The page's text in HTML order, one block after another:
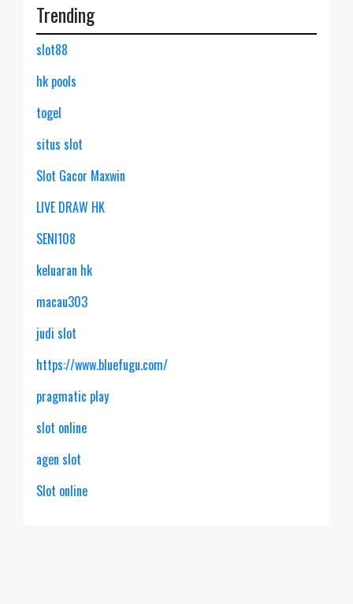
Trending
slot88
hk pools
togel
situs slot
Slot Gacor Maxwin
LIVE DRAW HK
SENI108
keluaran hk
macau303
judi slot
https://www.bluefugu.com/
pragmatic play
slot online
agen slot
Slot online